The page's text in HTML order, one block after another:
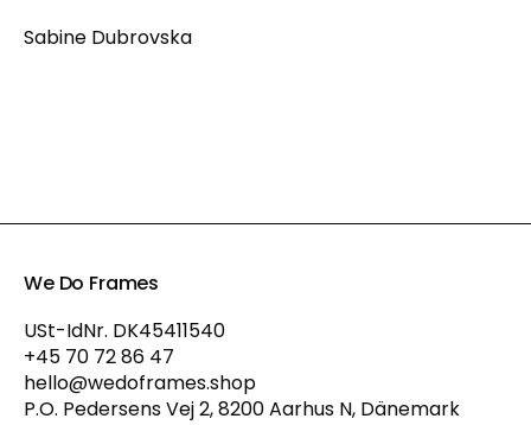
Sabine Dubrovska
We Do Frames
USt-IdNr. DK45411540
+45 70 72 86 47
hello@wedoframes.shop
P.O. Pedersens Vej 2, 8200 Aarhus N, Dänemark